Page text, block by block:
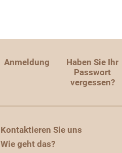
Anmeldung
Haben Sie Ihr
Passwort
vergessen?
Kontaktieren Sie uns
Wie geht das?